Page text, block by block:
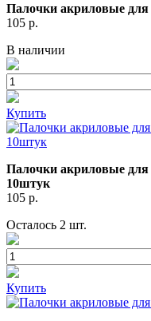
Палочки акриловые для
105 р.
В наличии
Купить
Палочки акриловые для
10штук
105 р.
Осталось 2 шт.
Купить